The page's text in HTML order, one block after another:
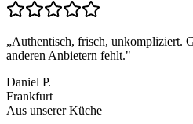
„Authentisch, frisch, unkompliziert.
anderen Anbietern fehlt."
Daniel P.
Frankfurt
Aus unserer Küche